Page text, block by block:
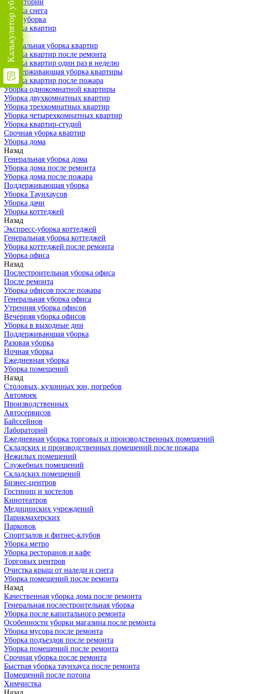
Территории
Уборка снега
ВИП-уборка
Уборка квартир
Назад
Генеральная уборка квартир
Уборка квартир после ремонта
Уборка квартир один раз в неделю
Поддерживающая уборка квартиры
Уборка квартир после пожара
Уборка однокомнатной квартиры
Уборка двухкомнатных квартир
Уборка трехкомнатных квартир
Уборка четырехкомнатных квартир
Уборка квартир-студий
Срочная уборка квартир
Уборка дома
Назад
Генеральная уборка дома
Уборка дома после ремонта
Уборка дома после пожара
Поддерживающая уборка
Уборка Таунхаусов
Уборка дачи
Уборка коттеджей
Назад
Экспресс-уборка коттеджей
Генеральная уборка коттеджей
Уборка коттеджей после ремонта
Уборка офиса
Назад
Послестроительная уборка офиса
После ремонта
Уборка офисов после пожара
Генеральная уборка офиса
Утренняя уборка офисов
Вечерняя уборка офисов
Уборка в выходные дни
Поддерживающая уборка
Разовая уборка
Ночная уборка
Ежедневная уборка
Уборка помещений
Назад
Столовых, кухонных зон, погребов
Автомоек
Производственных
Автосервисов
Байссейнов
Лабораторий
Ежедневная уборка торговых и производственных помещений
Складских и производственных помещений после пожара
Нежилых помещений
Служебных помещений
Складских помещений
Бизнес-центров
Гостиниц и хостелов
Кинотеатров
Медицинских учреждений
Парикмахерских
Парковок
Спортзалов и фитнес-клубов
Уборка метро
Уборка ресторанов и кафе
Торговых центров
Очистка крыш от наледи и снега
Уборка помещений после ремонта
Назад
Качественная уборка дома после ремонта
Генеральная послестроительная уборка
Уборка после капитального ремонта
Особенности уборки магазина после ремонта
Уборка мусора после ремонта
Уборка подъездов после ремонта
Уборка помещений после ремонта
Срочная уборка после ремонта
Быстрая уборка таунхауса после ремонта
Помещений после потопа
Химчистка
Назад
Калькулятор уборки